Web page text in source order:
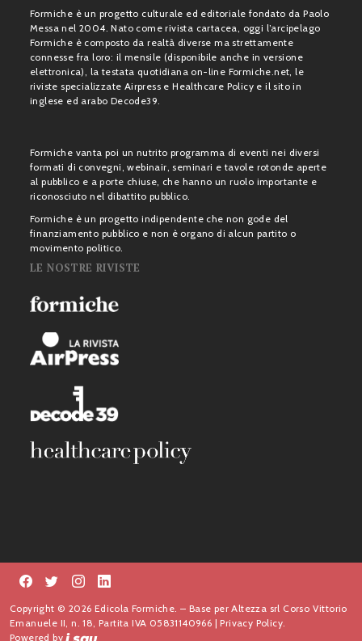
Formiche è un progetto culturale ed editoriale fondato da Paolo
Messa nel 2004. Nato come rivista cartacea, oggi l’arcipelago
Formiche è composto da realtà diverse ma strettamente
connesse fra loro: il mensile (disponibile anche in versione
elettronica), la testata quotidiana on-line Formiche.net, le
riviste specializzate Airpress e Healthcare Policy e il sito in
inglese ed arabo Decode39.
Formiche vanta poi un nutrito programma di eventi nei diversi
formati di convegni, webinair, seminari e tavole rotonde aperte
al pubblico e a porte chiuse, che hanno un ruolo importante e
riconosciuto nel dibattito pubblico.
Formiche è un progetto indipendente che non gode del
finanziamento pubblico e non è organo di alcun partito o
movimento politico.
LE NOSTRE RIVISTE
Copyright © 2026 Edicola Formiche. – Base per Altezza srl Corso Vittorio
Emanuele II, n. 18, Partita IVA 05831140966 |Privacy Policy.
Powered by